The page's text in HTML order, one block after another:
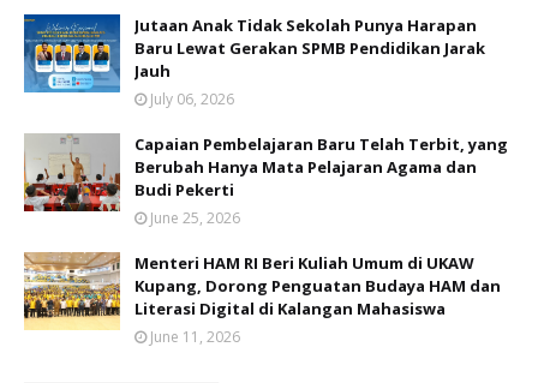
Jutaan Anak Tidak Sekolah Punya Harapan
Baru Lewat Gerakan SPMB Pendidikan Jarak
Jauh
July 06, 2026
Capaian Pembelajaran Baru Telah Terbit, yang
Berubah Hanya Mata Pelajaran Agama dan
Budi Pekerti
June 25, 2026
Menteri HAM RI Beri Kuliah Umum di UKAW
Kupang, Dorong Penguatan Budaya HAM dan
Literasi Digital di Kalangan Mahasiswa
June 11, 2026